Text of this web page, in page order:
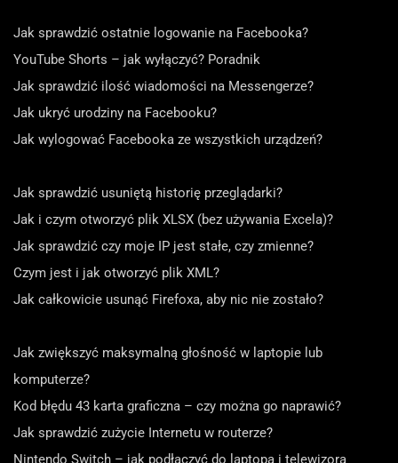
Jak sprawdzić ostatnie logowanie na Facebooka?
YouTube Shorts – jak wyłączyć? Poradnik
Jak sprawdzić ilość wiadomości na Messengerze?
Jak ukryć urodziny na Facebooku?
Jak wylogować Facebooka ze wszystkich urządzeń?
Jak sprawdzić usuniętą historię przeglądarki?
Jak i czym otworzyć plik XLSX (bez używania Excela)?
Jak sprawdzić czy moje IP jest stałe, czy zmienne?
Czym jest i jak otworzyć plik XML?
Jak całkowicie usunąć Firefoxa, aby nic nie zostało?
Jak zwiększyć maksymalną głośność w laptopie lub
komputerze?
Kod błędu 43 karta graficzna – czy można go naprawić?
Jak sprawdzić zużycie Internetu w routerze?
Nintendo Switch – jak podłączyć do laptopa i telewizora